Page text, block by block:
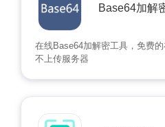
Base64加解
在线Base64加解密工具，免费
不上传服务器